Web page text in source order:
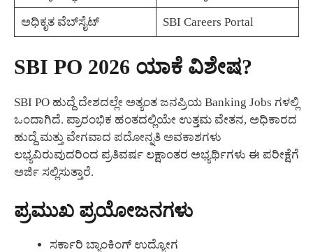
ಅಧಿಕೃತ ವೆಬ್‌ಸೈಟ್ SBI Careers Portal
SBI PO 2026 ಯಾಕೆ ವಿಶೇಷ?
SBI PO ಹುದ್ದೆ ದೇಶದಲ್ಲೇ ಅತ್ಯಂತ ಜನಪ್ರಿಯ Banking Jobs ಗಳಲ್ಲಿ
ಒಂದಾಗಿದೆ. ಪ್ರಾರಂಭಿಕ ಹಂತದಲ್ಲಿಯೇ ಉತ್ತಮ ವೇತನ, ಅಧಿಕಾರದ
ಹುದ್ದೆ ಮತ್ತು ವೇಗವಾದ ಪದೋನ್ನತಿ ಅವಕಾಶಗಳು
ಲಭ್ಯವಿರುವುದರಿಂದ ಪ್ರತಿವರ್ಷ ಲಕ್ಷಾಂತರ ಅಭ್ಯರ್ಥಿಗಳು ಈ ಪರೀಕ್ಷೆಗೆ
ಅರ್ಜಿ ಸಲ್ಲಿಸುತ್ತಾರೆ.
ಪ್ರಮುಖ ಪ್ರಯೋಜನಗಳು
ಸರ್ಕಾರಿ ಬ್ಯಾಂಕಿಂಗ್ ಉದ್ಯೋಗ